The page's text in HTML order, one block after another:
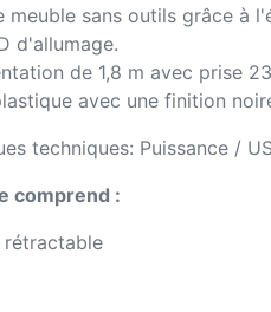
meuble sans outils grâce à
d'allumage.
de 1,8 m avec prise
avec une finition
techniques: Puissance /
comprend :
rétractable